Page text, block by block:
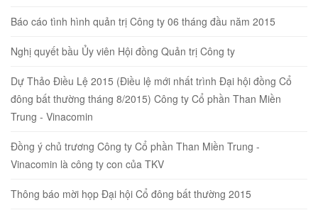
Báo cáo tình hình quản trị Công ty 06 tháng đầu năm 2015
Nghị quyết bầu Ủy viên Hội đồng Quản trị Công ty
Dự Thảo Điều Lệ 2015 (Điều lệ mới nhất trình Đại hội đồng Cổ
đông bất thường tháng 8/2015) Công ty Cổ phần Than Miền
Trung - Vinacomin
Đồng ý chủ trương Công ty Cổ phần Than Miền Trung -
Vinacomin là công ty con của TKV
Thông báo mời họp Đại hội Cổ đông bất thường 2015